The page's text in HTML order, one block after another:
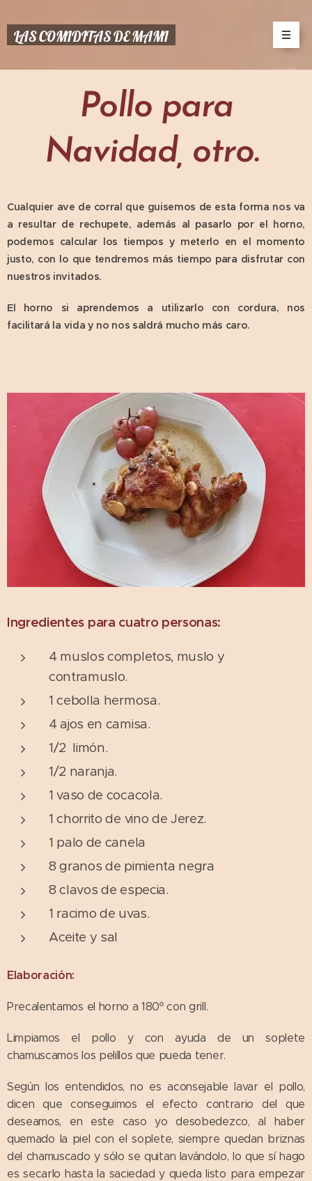
LAS COMIDITAS DE MAMI
Pollo para
Navidad, otro.
Cualquier ave de corral que guisemos de esta forma nos va
a resultar de rechupete, además al pasarlo por el horno,
podemos calcular los tiempos y meterlo en el momento
justo, con lo que tendremos más tiempo para disfrutar con
nuestros invitados.
El horno si aprendemos a utilizarlo con cordura, nos
facilitará la vida y no nos saldrá mucho más caro.
Ingredientes para cuatro personas:
4 muslos completos, muslo y
contramuslo.
1 cebolla hermosa.
4 ajos en camisa.
1/2 limón.
1/2 naranja.
1 vaso de cocacola.
1 chorrito de vino de Jerez.
1 palo de canela
8 granos de pimienta negra
8 clavos de especia.
1 racimo de uvas.
Aceite y sal
Elaboración:
Precalentamos el horno a 180º con grill.
Limpiamos el pollo y con ayuda de un soplete
chamuscamos los pelillos que pueda tener.
Según los entendidos, no es aconsejable lavar el pollo,
dicen que conseguimos el efecto contrario del que
deseamos, en este caso yo desobedezco, al haber
quemado la piel con el soplete, siempre quedan briznas
del chamuscado y sólo se quitan lavándolo, lo que sí hago
es secarlo hasta la saciedad y queda listo para empezar